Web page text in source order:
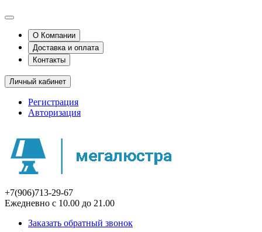
О Компании
Доставка и оплата
Контакты
Личный кабинет
Регистрация
Авторизация
+7(906)713-29-67
Ежедневно с 10.00 до 21.00
Заказать обратный звонок